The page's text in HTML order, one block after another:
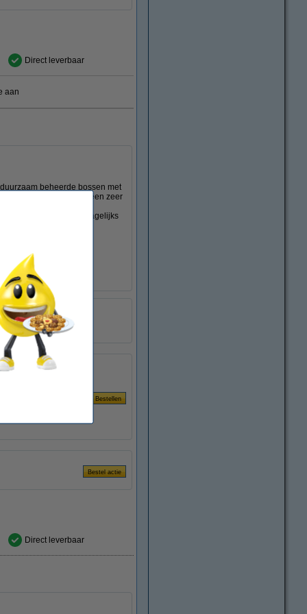
Direct leverbaar
aan
beheerde bossen met
wat bijdraagt aan een zeer
keuze voor dagelijks
500
80 g/m²
pak
Direct leverbaar